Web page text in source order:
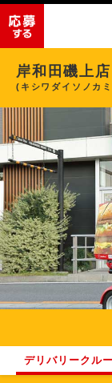
岸和田磯上店
(キシワダイソノカ
デリバリークルー